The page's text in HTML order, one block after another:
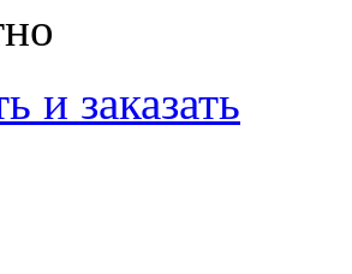
и заказать